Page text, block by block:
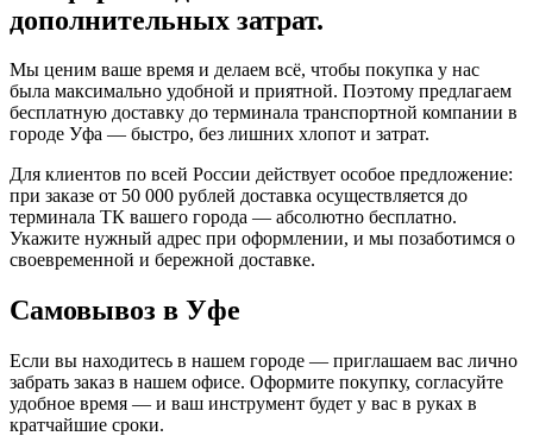
дополнительных затрат.
Мы ценим ваше время и делаем всё, чтобы покупка у нас
была максимально удобной и приятной. Поэтому предлагаем
бесплатную доставку до терминала транспортной компании в
городе Уфа — быстро, без лишних хлопот и затрат.
Для клиентов по всей России действует особое предложение:
при заказе от 50 000 рублей доставка осуществляется до
терминала ТК вашего города — абсолютно бесплатно.
Укажите нужный адрес при оформлении, и мы позаботимся о
своевременной и бережной доставке.
Самовывоз в Уфе
Если вы находитесь в нашем городе — приглашаем вас лично
забрать заказ в нашем офисе. Оформите покупку, согласуйте
удобное время — и ваш инструмент будет у вас в руках в
кратчайшие сроки.